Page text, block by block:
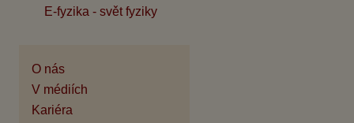
E-fyzika - svět fyziky
O nás
V médiích
Kariéra